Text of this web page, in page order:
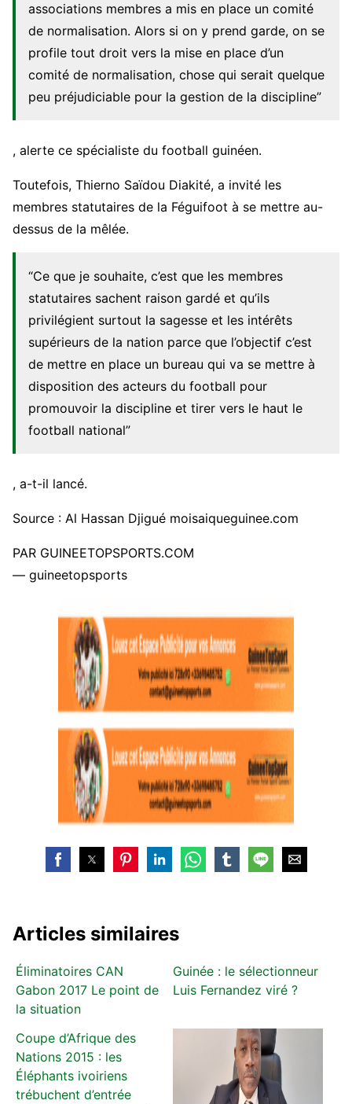
associations membres a mis en place un comité
de normalisation. Alors si on y prend garde, on se
profile tout droit vers la mise en place d’un
comité de normalisation, chose qui serait quelque
peu préjudiciable pour la gestion de la discipline”
, alerte ce spécialiste du football guinéen.
Toutefois, Thierno Saïdou Diakité, a invité les
membres statutaires de la Féguifoot à se mettre au-
dessus de la mêlée.
“Ce que je souhaite, c’est que les membres
statutaires sachent raison gardé et qu’ils
privilégient surtout la sagesse et les intérêts
supérieurs de la nation parce que l’objectif c’est
de mettre en place un bureau qui va se mettre à
disposition des acteurs du football pour
promouvoir la discipline et tirer vers le haut le
football national”
, a-t-il lancé.
Source : Al Hassan Djigué moisaiqueguinee.com
PAR GUINEETOPSPORTS.COM
— guineetopsports
Articles similaires
Éliminatoires CAN
Gabon 2017 Le point de
la situation
Guinée : le sélectionneur
Luis Fernandez viré ?
Coupe d’Afrique des
Nations 2015 : les
Éléphants ivoiriens
trébuchent d’entrée